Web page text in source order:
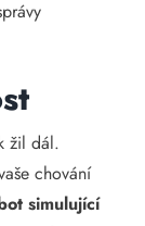
žil dál.
chování
simulující